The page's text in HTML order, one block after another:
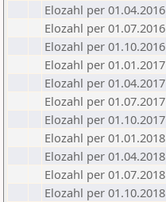
Elozahl per 01.04.2016
Elozahl per 01.07.2016
Elozahl per 01.10.2016
Elozahl per 01.01.2017
Elozahl per 01.04.2017
Elozahl per 01.07.2017
Elozahl per 01.10.2017
Elozahl per 01.01.2018
Elozahl per 01.04.2018
Elozahl per 01.07.2018
Elozahl per 01.10.2018